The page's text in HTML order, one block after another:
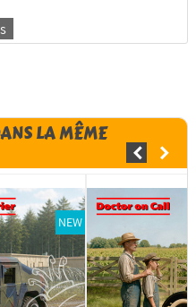
LA MÊME
NEW